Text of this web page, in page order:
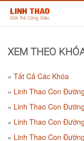
XEM THEO
Tất Cả Các Khóa
Linh Thao Con
Linh Thao Con
Linh Thao Con
Linh Thao Con